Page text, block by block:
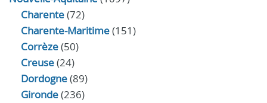
Charente(72)
Charente-Maritime(151)
Corrèze(50)
Creuse(24)
Dordogne(89)
Gironde(236)